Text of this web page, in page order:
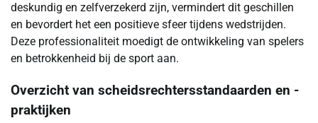
deskundig en zelfverzekerd zijn, vermindert dit geschillen
en bevordert het een positieve sfeer tijdens wedstrijden.
Deze professionaliteit moedigt de ontwikkeling van spelers
en betrokkenheid bij de sport aan.
Overzicht van scheidsrechtersstandaarden en -
praktijken